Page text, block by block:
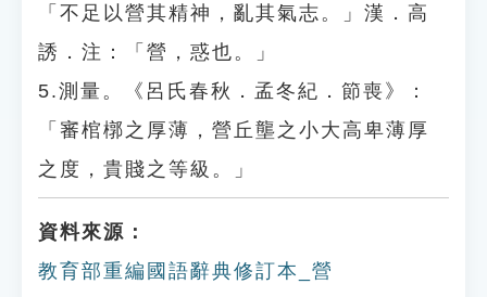
「不足以營其精神，亂其氣志。」漢．高
誘．注：「營，惑也。」
5.測量。《呂氏春秋．孟冬紀．節喪》：
「審棺槨之厚薄，營丘壟之小大高卑薄厚
之度，貴賤之等級。」
資料來源：
教育部重編國語辭典修訂本_營